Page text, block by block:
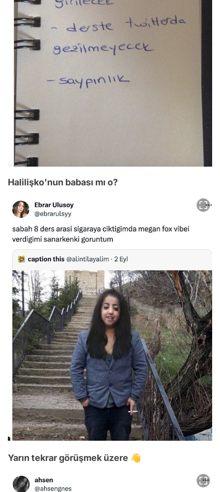
Halilişko'nun babası mı o?
Yarın tekrar görüşmek üzere 👋